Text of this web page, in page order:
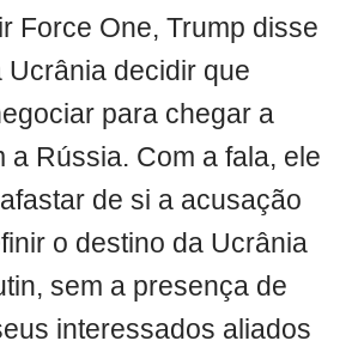
Force One, Trump disse
Ucrânia decidir que
para chegar a
a Rússia. Com a fala, ele
de si a acusação
o destino da Ucrânia
sem a presença de
interessados aliados